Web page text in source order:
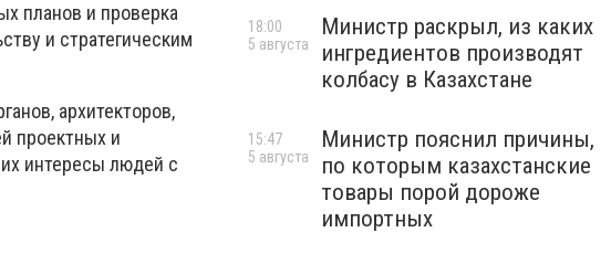
планов и проверка
и стратегическим
архитекторов,
проектных и
интересы людей с
Министр раскрыл, из каких
ингредиентов производят
колбасу в Казахстане
18:00
5 августа
Министр пояснил причины,
по которым казахстанские
товары порой дороже
импортных
15:47
5 августа